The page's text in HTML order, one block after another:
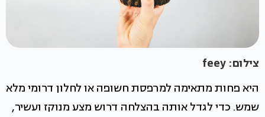
צילום: feey
היא פחות מתאימה למרפסת חשופה או לחלון דרומי מלא
שמש. כדי לגדל אותה בהצלחה דרוש מצע מנוקז ועשיר,